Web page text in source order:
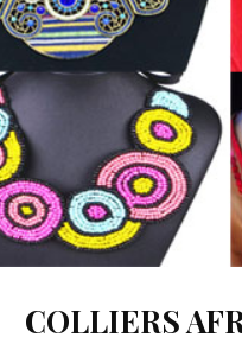
COLLIERS